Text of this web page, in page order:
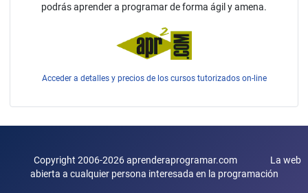
podrás aprender a programar de forma ágil y amena.
Acceder a detalles y precios de los cursos tutorizados on-line
Copyright 2006-2026 aprenderaprogramar.com La web
abierta a cualquier persona interesada en la programación